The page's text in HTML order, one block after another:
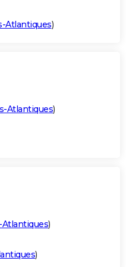
Atlantiques)
Atlantiques)
)
)